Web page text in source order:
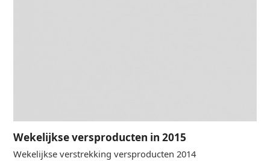
Wekelijkse versproducten in 2015
Wekelijkse verstrekking versproducten 2014